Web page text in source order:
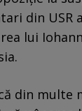
din USR
lui
din multe